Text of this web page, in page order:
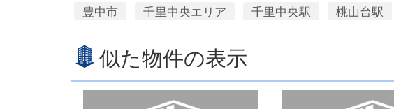
豊中市 千里中央エリア 千里中央駅 桃山台駅
似た物件の表示